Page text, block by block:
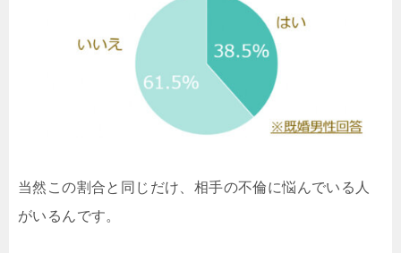
当然この割合と同じだけ、相手の不倫に悩んでいる人
がいるんです。